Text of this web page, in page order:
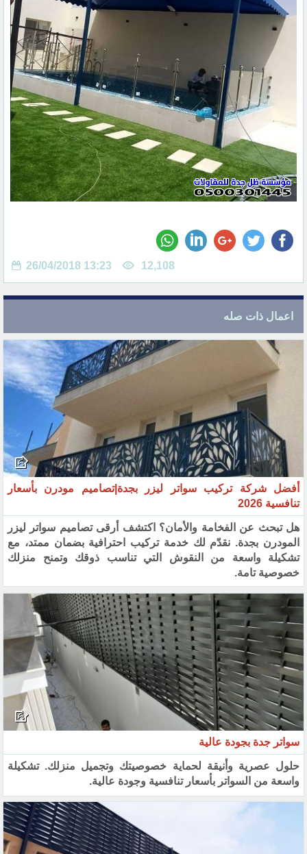
26/04/2018 13:23 12,108
اعمال ذات صله
أفضل شركة تركيب سواتر ليزر بجدة|تصاميم مودرن بأسعار
تنافسية 2026
هل تبحث عن الفخامة والأمان؟ اكتشف أرقى تصاميم سواتر ليزر
المودرن بجدة. نقدّم لك خدمة تركيب احترافية بضمان ممتد، مع
تشكيلة واسعة من النقوش التي تناسب ذوقك وتمنح منزلك
خصوصية تامة.
سواتر جدة بجودة عالية
حلول عصرية وأنيقة لحماية خصوصيتك وتجميل منزلك. تشكيلة
واسعة من السواتر بأسعار تنافسية وجودة عالية.